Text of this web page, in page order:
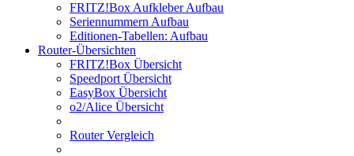
FRITZ!Box Aufkleber Aufbau
Seriennummern Aufbau
Editionen-Tabellen: Aufbau
Router-Übersichten
FRITZ!Box Übersicht
Speedport Übersicht
EasyBox Übersicht
o2/Alice Übersicht
Router Vergleich